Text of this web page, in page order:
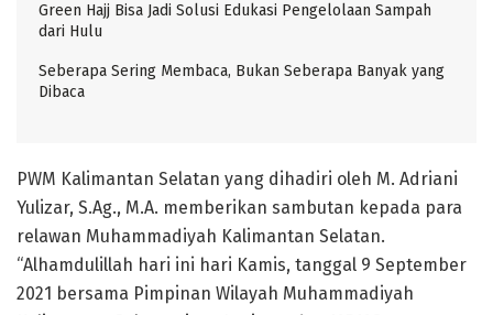
Green Hajj Bisa Jadi Solusi Edukasi Pengelolaan Sampah
dari Hulu
Seberapa Sering Membaca, Bukan Seberapa Banyak yang
Dibaca
PWM Kalimantan Selatan yang dihadiri oleh M. Adriani
Yulizar, S.Ag., M.A. memberikan sambutan kepada para
relawan Muhammadiyah Kalimantan Selatan.
“Alhamdulillah hari ini hari Kamis, tanggal 9 September
2021 bersama Pimpinan Wilayah Muhammadiyah